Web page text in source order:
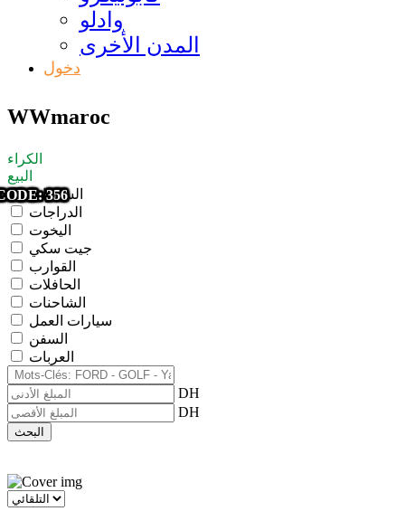
وادلو
المدن الأخرى
دخول
WWmaroc
الكراء
البيع
السيارات
الدراجات
اليخوت
جيت سكي
القوارب
الحافلات
الشاحنات
سيارات العمل
السفن
العربات
DH
DH
البحث
331
375
374
373
372
371
370
368
366
365
363
362
361
360
356